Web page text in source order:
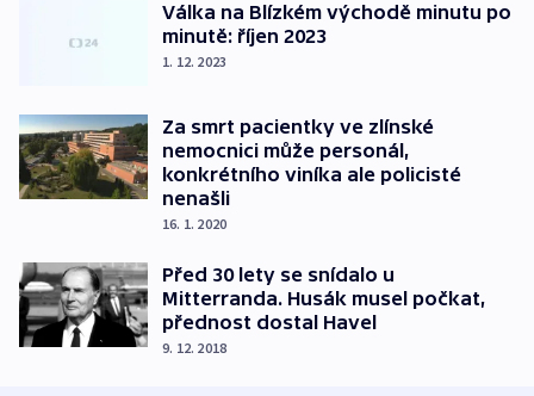
Válka na Blízkém východě minutu po
minutě: říjen 2023
1. 12. 2023
Za smrt pacientky ve zlínské
nemocnici může personál,
konkrétního viníka ale policisté
nenašli
16. 1. 2020
Před 30 lety se snídalo u
Mitterranda. Husák musel počkat,
přednost dostal Havel
9. 12. 2018